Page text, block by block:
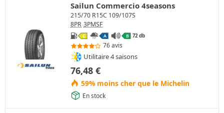
Sailun Commercio 4seasons
215/70 R15C 109/107S
8PR 3PMSF
C A B 72 db
76 avis
Utilitaire 4 saisons
76,48 €
59% moins cher que le Michelin
En stock